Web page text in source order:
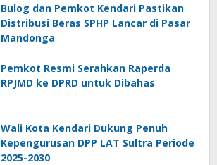
Bulog dan Pemkot Kendari Pastikan
Distribusi Beras SPHP Lancar di Pasar
Mandonga
Pemkot Resmi Serahkan Raperda
RPJMD ke DPRD untuk Dibahas
Wali Kota Kendari Dukung Penuh
Kepengurusan DPP LAT Sultra Periode
2025-2030